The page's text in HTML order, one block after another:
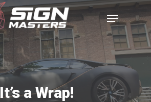
It’s a Wrap!